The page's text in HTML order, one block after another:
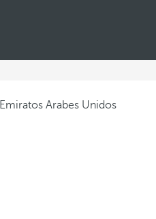
Emiratos Arabes Unidos